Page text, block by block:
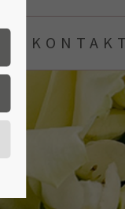
KONTAKT